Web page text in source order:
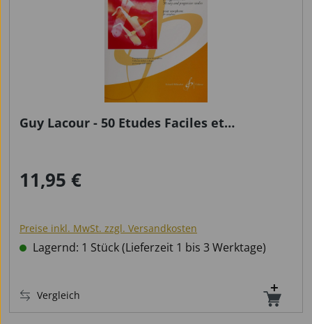
Guy Lacour - 50 Etudes Faciles et
Regulärer Preis:
11,95 €
Preise inkl. MwSt. zzgl. Versandkosten
Lagernd: 1 Stück (Lieferzeit 1 bis 3 Werktage)
Vergleich